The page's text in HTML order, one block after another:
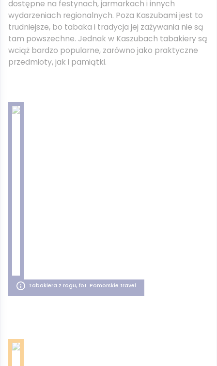
dostępne na festynach, jarmarkach i innych
wydarzeniach regionalnych. Poza Kaszubami jest to
trudniejsze, bo tabaka i tradycja jej zażywania nie są
tam powszechne. Jednak w Kaszubach tabakiery są
wciąż bardzo popularne, zarówno jako praktyczne
przedmioty, jak i pamiątki.
Tabakiera z rogu, fot. Pomorskie.travel